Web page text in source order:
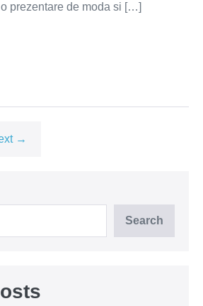
prezentare de moda si […]
→
Search